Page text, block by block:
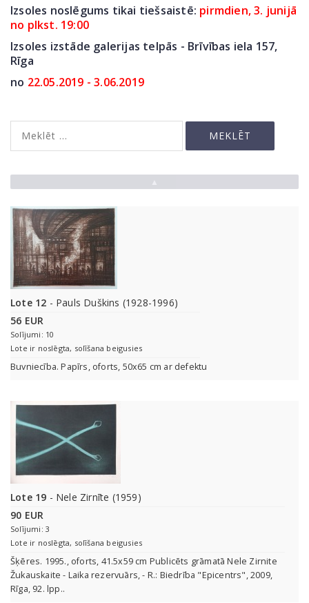
Izsoles noslēgums tikai tiešsaistē: pirmdien, 3. junijā
no plkst. 19:00
Izsoles izstāde galerijas telpās - Brīvības iela 157,
Rīga
no 22.05.2019 - 3.06.2019
Lote 12 - Pauls Duškins (1928-1996)
56 EUR
Solījumi: 10
Lote ir noslēgta, solīšana beigusies
Buvniecība. Papīrs, oforts, 50x65 cm ar defektu
Lote 19 - Nele Zirnīte (1959)
90 EUR
Solījumi: 3
Lote ir noslēgta, solīšana beigusies
Šķēres. 1995., oforts, 41.5x59 сm Publicēts grāmatā Nele Zirnite
Žukauskaite - Laika rezervuārs, - R.: Biedrība "Epicentrs", 2009,
Rīga, 92. lpp..